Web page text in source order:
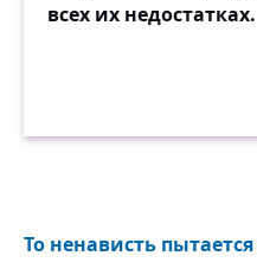
всех их недостатках.
То ненависть